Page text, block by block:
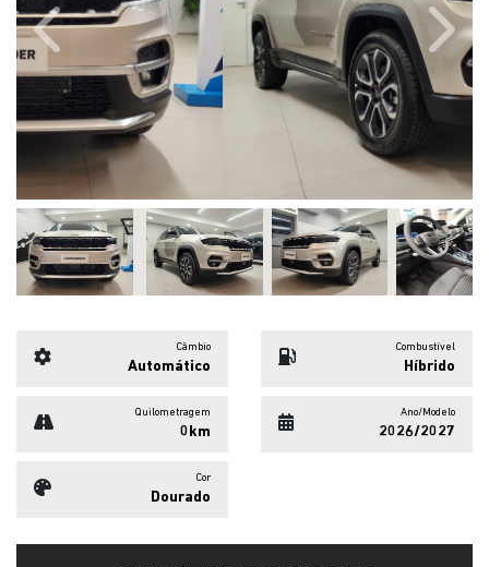
Previous Next
Câmbio
Automático
Combustível
Híbrido
Quilometragem
0km
Ano/Modelo
2026/2027
Cor
Dourado